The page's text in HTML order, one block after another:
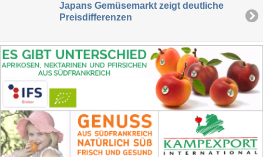
Japans Gemüsemarkt zeigt deutliche
Preisdifferenzen